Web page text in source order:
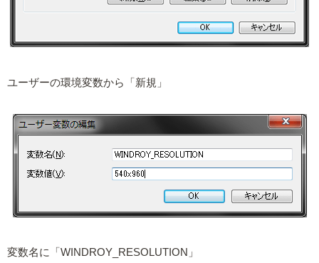
ユーザーの環境変数から「新規」
変数名に「WINDROY_RESOLUTION」